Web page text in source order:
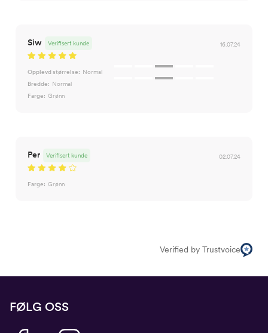
Siw 16.07.24
Verifisert kunde
Opplevd størrelse: Normal
Bredde: Normal
Farge: Grønn
Per 02.07.24
Verifisert kunde
Farge: Grønn
Verified by Trustvoice
FØLG OSS